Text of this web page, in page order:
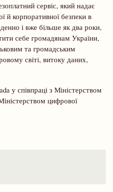
сервіс, який надає
й корпоративної безпеки в
і вже більше як два роки,
себе громадянам України,
та громадським
світі, витоку даних,
у співпраці з Міністерством
цифрової